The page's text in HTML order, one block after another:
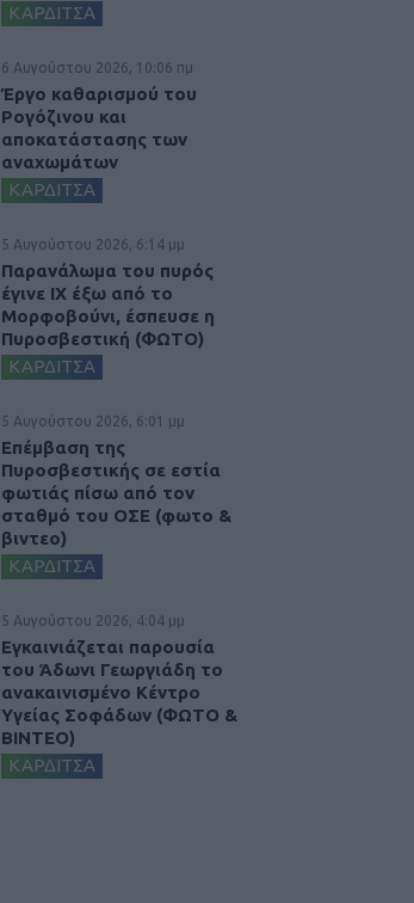
ΚΑΡΔΙΤΣΑ
6 Αυγούστου 2026, 10:06 πμ
Έργο καθαρισμού του
Ρογόζινου και
αποκατάστασης των
αναχωμάτων
ΚΑΡΔΙΤΣΑ
5 Αυγούστου 2026, 6:14 μμ
Παρανάλωμα του πυρός
έγινε ΙΧ έξω από το
Μορφοβούνι, έσπευσε η
Πυροσβεστική (ΦΩΤΟ)
ΚΑΡΔΙΤΣΑ
5 Αυγούστου 2026, 6:01 μμ
Επέμβαση της
Πυροσβεστικής σε εστία
φωτιάς πίσω από τον
σταθμό του ΟΣΕ (φωτο &
βιντεο)
ΚΑΡΔΙΤΣΑ
5 Αυγούστου 2026, 4:04 μμ
Εγκαινιάζεται παρουσία
του Άδωνι Γεωργιάδη το
ανακαινισμένο Κέντρο
Υγείας Σοφάδων (ΦΩΤΟ &
ΒΙΝΤΕΟ)
ΚΑΡΔΙΤΣΑ